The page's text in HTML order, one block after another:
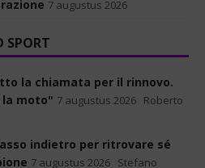
7 augustus 2026
SPORT
la chiamata per il rinnovo.
la moto" 7 augustus 2026 Roberto
indietro per ritrovare sé
7 augustus 2026 Stefano